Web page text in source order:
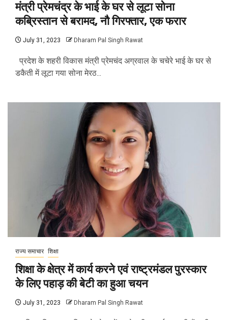
मंत्री प्रेमचंद्र के भाई के घर से लूटा सोना
कब्रिस्तान से बरामद, नौ गिरफ्तार, एक फरार
July 31, 2023 Dharam Pal Singh Rawat
प्रदेश के शहरी विकास मंत्री प्रेमचंद अग्रवाल के चचेरे भाई के घर से
डकैती में लूटा गया सोना मेरठ...
राज्य समाचार शिक्षा
शिक्षा के क्षेत्र में कार्य करने एवं राष्ट्रमंडल पुरस्कार
के लिए पहाड़ की बेटी का हुआ चयन
July 31, 2023 Dharam Pal Singh Rawat